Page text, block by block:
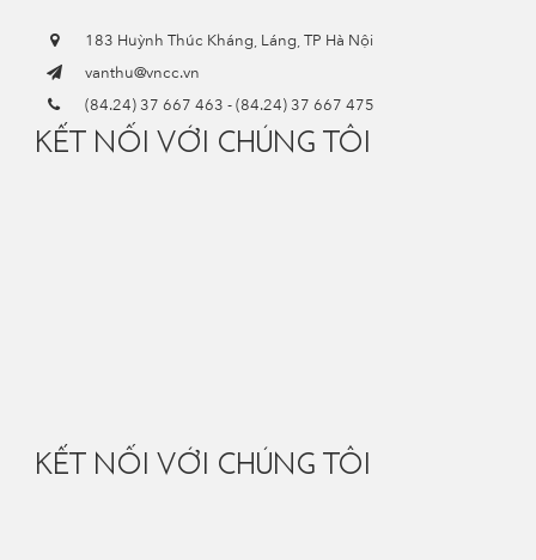
183 Huỳnh Thúc Kháng, Láng, TP Hà Nội
vanthu@vncc.vn
(84.24) 37 667 463 -(84.24) 37 667 475
KẾT NỐI VỚI CHÚNG TÔI
KẾT NỐI VỚI CHÚNG TÔI